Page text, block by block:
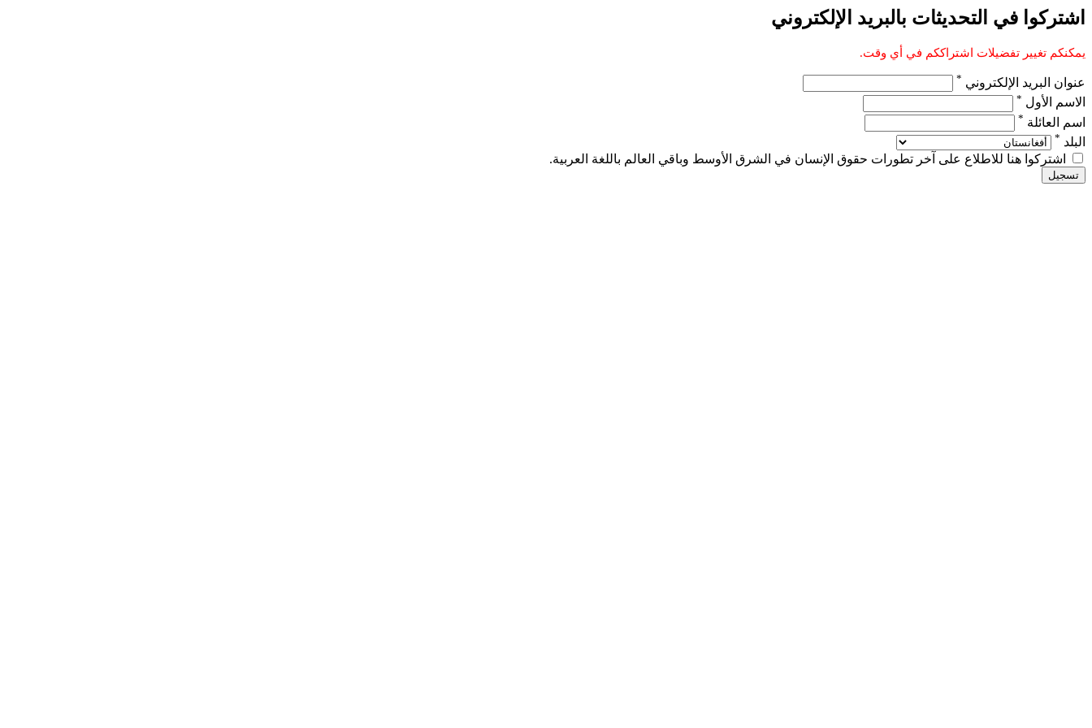
اشتركوا في التحديثات بالبريد الإلكتروني
يمكنكم تغيير تفضيلات اشتراككم في أي وقت.
عنوان البريد الإلكتروني *
الاسم الأول *
اسم العائلة *
البلد *
اشتركوا هنا للاطلاع على آخر تطورات حقوق الإنسان في الشرق الأوسط وباقي العالم باللغة العربية.